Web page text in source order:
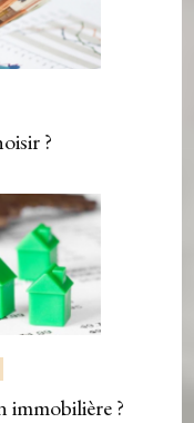
?
immobilière ?